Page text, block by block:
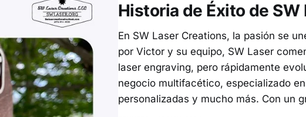
Historia de Éxito de
En SW Laser Creations, la pasión se
por Victor y su equipo, SW Laser
laser engraving, pero rápidamente
negocio multifacético, especializado
personalizadas y mucho más. Con un